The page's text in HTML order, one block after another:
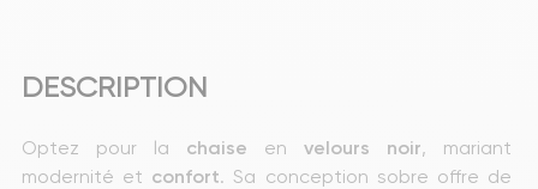
DESCRIPTION
Optez pour la chaise en velours noir, mariant
modernité et confort. Sa conception sobre offre de